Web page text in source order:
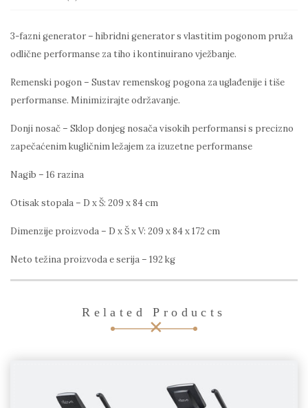
3-fazni generator – hibridni generator s vlastitim pogonom pruža
odlične performanse za tiho i kontinuirano vježbanje.
Remenski pogon – Sustav remenskog pogona za uglađenije i tiše
performanse. Minimizirajte održavanje.
Donji nosač – Sklop donjeg nosača visokih performansi s precizno
zapečaćenim kugličnim ležajem za izuzetne performanse
Nagib – 16 razina
Otisak stopala – D x Š: 209 x 84 cm
Dimenzije proizvoda – D x Š x V: 209 x 84 x 172 cm
Neto težina proizvoda e serija – 192 kg
Related Products